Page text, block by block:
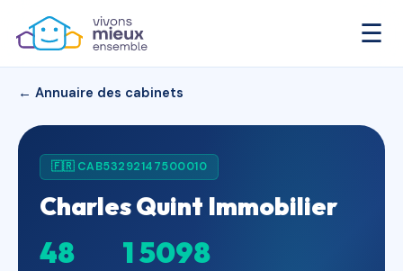
☰
← Annuaire des cabinets
🇫🇷 CAB53292147500010
Charles Quint Immobilier
48 1 5098